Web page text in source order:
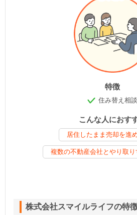
特徴
住み替え相談
こんな人におす
居住したまま売却を進
複数の不動産会社とやり取
株式会社スマイルライフの特